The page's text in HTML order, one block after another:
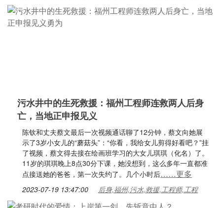
污水井中的生死救援：福州工程师连救两人后身
亡，当地正申报见义
陈钦和丈夫蔡文最后一次视频通话聊了12分钟，蔡文向她展
示了3岁小女儿的“蘑菇头”：“你看，我给女儿剪得好看吧？”挂
了视频，蔡文得去接在绘画班学习的大女儿琪琪（化名）了。
11岁的琪琪晚上8点30分下课，她没想到，这么多年一直都准
点接送她的爸爸，第一次失约了。几个小时后……更多
2023-07-19 13:47:00 后身,福州,污水,救援,工程师,工程